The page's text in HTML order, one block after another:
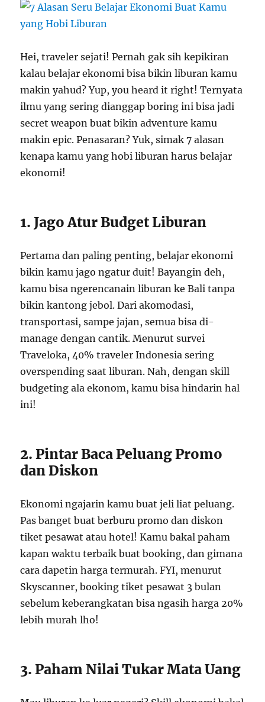
Hei, traveler sejati! Pernah gak sih kepikiran
kalau belajar ekonomi bisa bikin liburan kamu
makin yahud? Yup, you heard it right! Ternyata
ilmu yang sering dianggap boring ini bisa jadi
secret weapon buat bikin adventure kamu
makin epic. Penasaran? Yuk, simak 7 alasan
kenapa kamu yang hobi liburan harus belajar
ekonomi!
1. Jago Atur Budget Liburan
Pertama dan paling penting, belajar ekonomi
bikin kamu jago ngatur duit! Bayangin deh,
kamu bisa ngerencanain liburan ke Bali tanpa
bikin kantong jebol. Dari akomodasi,
transportasi, sampe jajan, semua bisa di-
manage dengan cantik. Menurut survei
Traveloka, 40% traveler Indonesia sering
overspending saat liburan. Nah, dengan skill
budgeting ala ekonom, kamu bisa hindarin hal
ini!
2. Pintar Baca Peluang Promo
dan Diskon
Ekonomi ngajarin kamu buat jeli liat peluang.
Pas banget buat berburu promo dan diskon
tiket pesawat atau hotel! Kamu bakal paham
kapan waktu terbaik buat booking, dan gimana
cara dapetin harga termurah. FYI, menurut
Skyscanner, booking tiket pesawat 3 bulan
sebelum keberangkatan bisa ngasih harga 20%
lebih murah lho!
3. Paham Nilai Tukar Mata Uang